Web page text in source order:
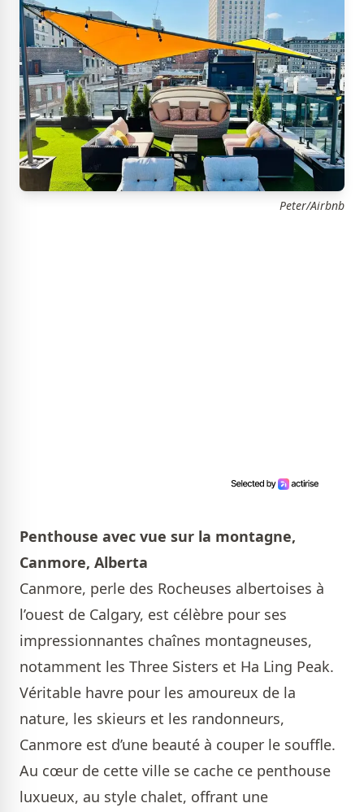
Peter/Airbnb
Penthouse avec vue sur la montagne,
Canmore, Alberta
Canmore, perle des Rocheuses albertoises à
l’ouest de Calgary, est célèbre pour ses
impressionnantes chaînes montagneuses,
notamment les Three Sisters et Ha Ling Peak.
Véritable havre pour les amoureux de la
nature, les skieurs et les randonneurs,
Canmore est d’une beauté à couper le souffle.
Au cœur de cette ville se cache ce penthouse
luxueux, au style chalet, offrant une